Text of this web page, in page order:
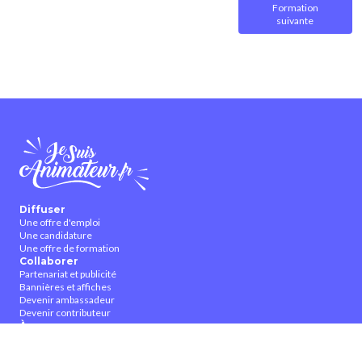
Formation
suivante
Diffuser
Une offre d'emploi
Une candidature
Une offre de formation
Collaborer
Partenariat et publicité
Bannières et affiches
Devenir ambassadeur
Devenir contributeur
À propos